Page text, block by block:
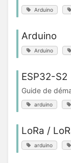
Arduino
Arduino
Arduino
ESP32-S2
Guide de
arduino
LoRa /
arduino